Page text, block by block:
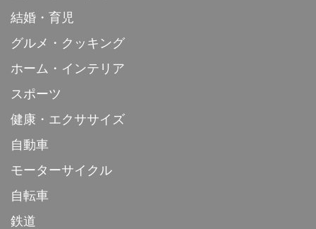
結婚・育児
グルメ・クッキング
ホーム・インテリア
スポーツ
健康・エクササイズ
自動車
モーターサイクル
自転車
鉄道